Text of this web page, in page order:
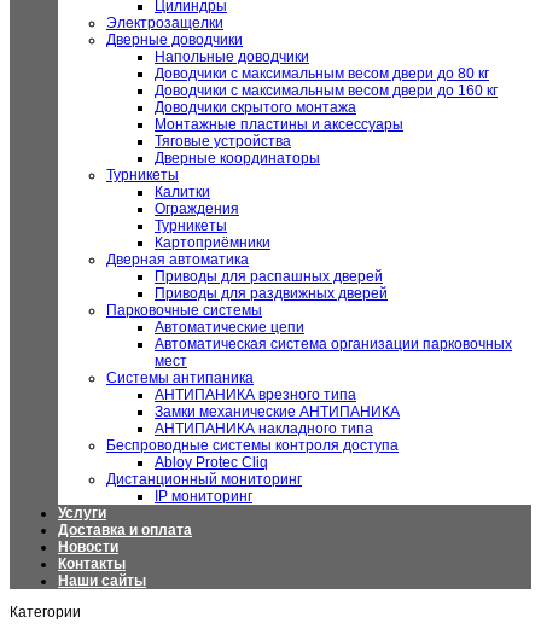
Цилиндры
Электрозащелки
Дверные доводчики
Напольные доводчики
Доводчики с максимальным весом двери до 80 кг
Доводчики с максимальным весом двери до 160 кг
Доводчики скрытого монтажа
Монтажные пластины и аксессуары
Тяговые устройства
Дверные координаторы
Турникеты
Калитки
Ограждения
Турникеты
Картоприёмники
Дверная автоматика
Приводы для распашных дверей
Приводы для раздвижных дверей
Парковочные системы
Автоматические цепи
Автоматическая система организации парковочных
мест
Системы антипаника
АНТИПАНИКА врезного типа
Замки механические АНТИПАНИКА
АНТИПАНИКА накладного типа
Беспроводные системы контроля доступа
Abloy Protec Cliq
Дистанционный мониторинг
IP мониторинг
Услуги
Доставка и оплата
Новости
Контакты
Наши сайты
Категории